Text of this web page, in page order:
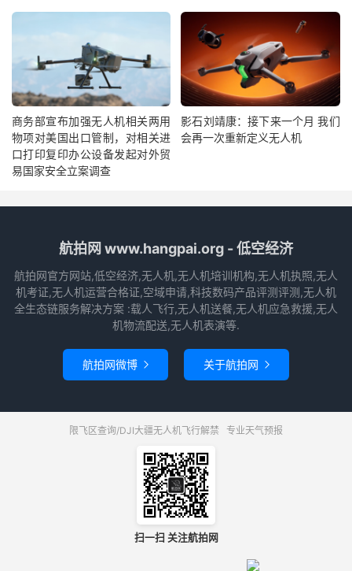
商务部宣布加强无人机相关两用
物项对美国出口管制，对相关进
口打印复印办公设备发起对外贸
易国家安全立案调查
影石刘靖康：接下来一个月 我们
会再一次重新定义无人机
航拍网 www.hangpai.org - 低空经济
航拍网官方网站,低空经济,无人机,无人机培训机构,无人机执照,无人
机考证,无人机运营合格证,空域申请,科技数码产品评测评测,无人机
全生态链服务解决方案 :载人飞行,无人机送餐,无人机应急救援,无人
机物流配送,无人机表演等.
航拍网微博  关于航拍网 
限飞区查询/DJI大疆无人机飞行解禁 专业天气预报
扫一扫 关注航拍网